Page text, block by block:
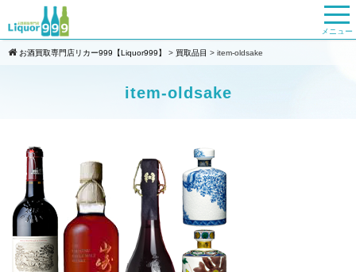
メニュー
お酒買取専門店リカー999【Liquor999】 > 買取品目 > item-oldsake
item-oldsake